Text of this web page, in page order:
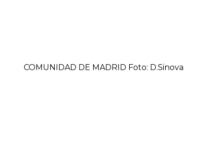
COMUNIDAD DE MADRID Foto: D.Sinova